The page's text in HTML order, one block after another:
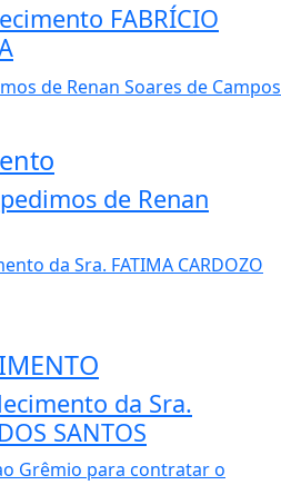
FABRÍCIO
de Renan
da Sra.
SANTOS